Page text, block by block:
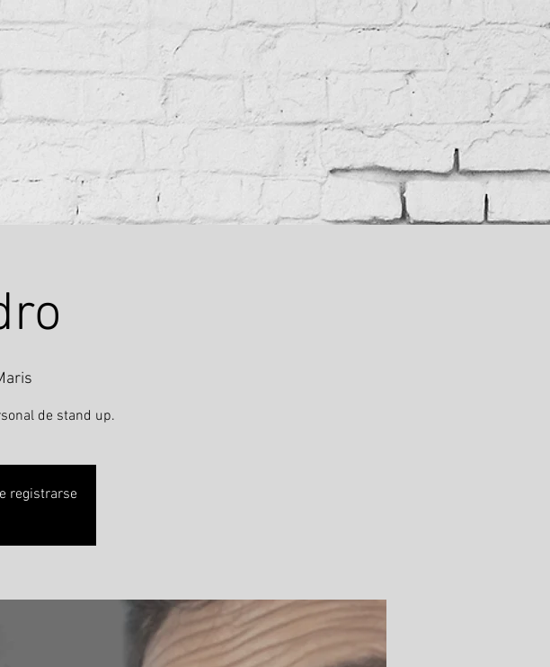
de stand up.
registrarse